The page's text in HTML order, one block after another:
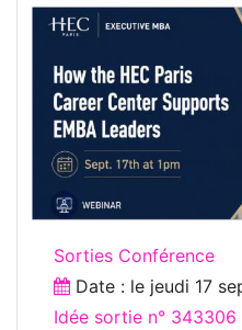
Sorties Conférence
Date : le jeudi 17
Idée sortie n° 343306